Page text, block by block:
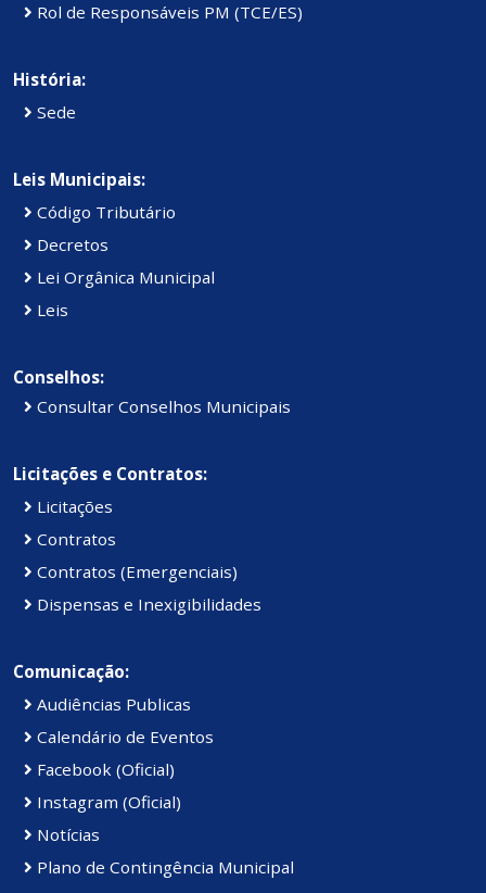
Rol de Responsáveis PM (TCE/ES)
História:
Sede
Leis Municipais:
Código Tributário
Decretos
Lei Orgânica Municipal
Leis
Conselhos:
Consultar Conselhos Municipais
Licitações e Contratos:
Licitações
Contratos
Contratos (Emergenciais)
Dispensas e Inexigibilidades
Comunicação:
Audiências Publicas
Calendário de Eventos
Facebook (Oficial)
Instagram (Oficial)
Notícias
Plano de Contingência Municipal